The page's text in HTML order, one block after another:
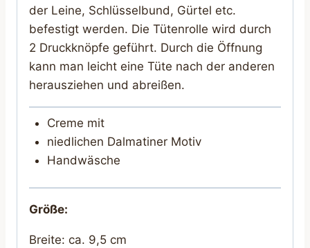
der Leine, Schlüsselbund, Gürtel etc.
befestigt werden. Die Tütenrolle wird durch
2 Druckknöpfe geführt. Durch die Öffnung
kann man leicht eine Tüte nach der anderen
herausziehen und abreißen.
Creme mit
niedlichen Dalmatiner Motiv
Handwäsche
Größe:
Breite: ca. 9,5 cm